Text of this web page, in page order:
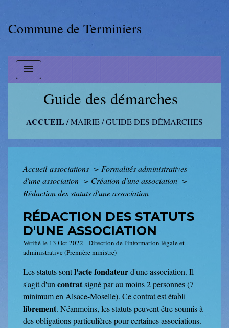
Commune de Terminiers
menu
Guide des démarches
ACCUEIL /MAIRIE/GUIDE DES DÉMARCHES
Accueil associations > Formalités administratives
d'une association > Création d'une association >
Rédaction des statuts d'une association
RÉDACTION DES STATUTS
D'UNE ASSOCIATION
Vérifié le 13 Oct 2022 - Direction de l'information légale et
administrative (Première ministre)
Les statuts sontl'acte fondateurd'une association. Il
s'agit d'un contratsigné par au moins 2 personnes (7
minimum en Alsace-Moselle). Ce contrat est établi
librement. Néanmoins, les statuts peuvent être soumis à
des obligations particulières pour certaines associations.